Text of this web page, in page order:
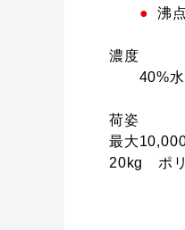
●
沸
濃度
40%水
荷姿
最大
20kg ポ